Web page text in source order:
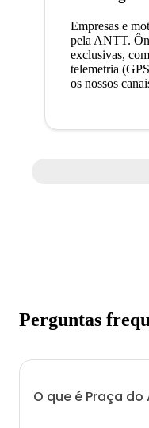
Empresas e
pela ANTT.
exclusivas,
telemetria
os nossos
Perguntas
O que é Praça do